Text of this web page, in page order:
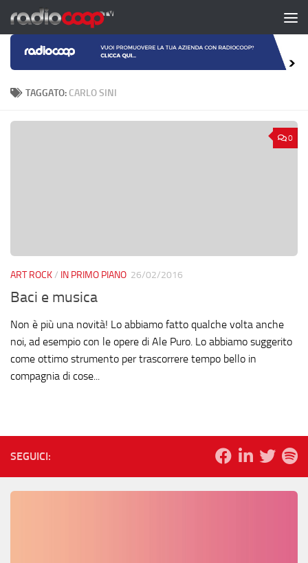
Salta al contenuto
TAGGATO: CARLO SINI
0
ART ROCK/ IN PRIMO PIANO 26/02/2016
Baci e musica
Non è più una novità! Lo abbiamo fatto qualche volta anche
noi, ad esempio con le opere di Ale Puro. Lo abbiamo suggerito
come ottimo strumento per trascorrere tempo bello in
compagnia di cose...
SEGUICI: